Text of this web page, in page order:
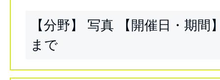
【分野】 写真 【開催日・期間
まで